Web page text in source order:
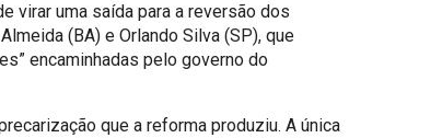
virar uma saída para a reversão dos
(BA) e Orlando Silva (SP), que
encaminhadas pelo governo do
que a reforma produziu. A única